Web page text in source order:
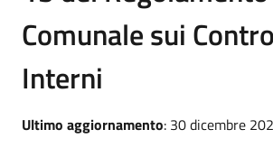
Comunale sui
Interni
Ultimo aggiornamento: 30 dicembre